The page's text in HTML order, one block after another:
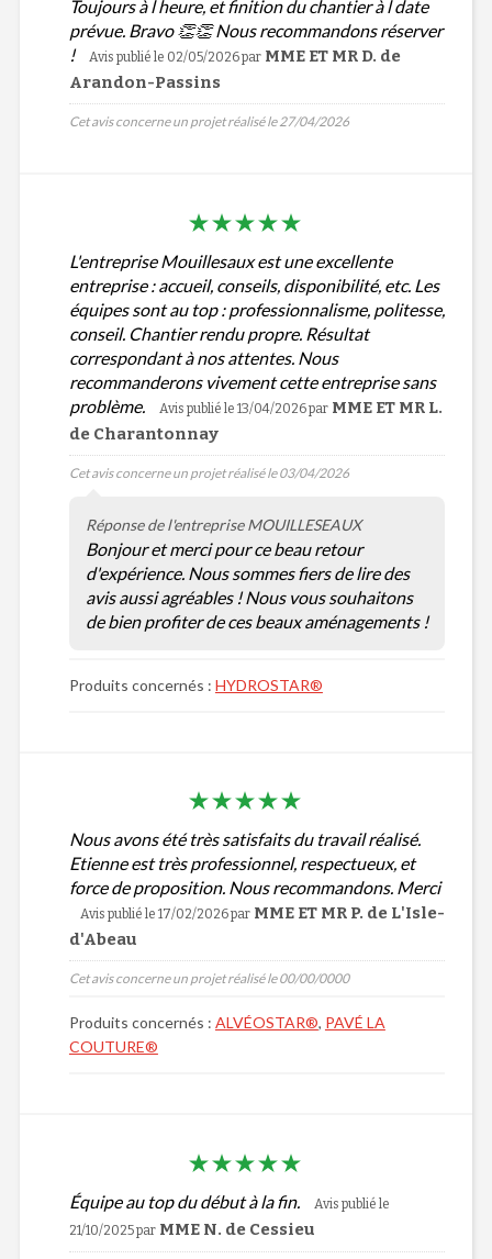
Toujours à l heure, et finition du chantier à l date
prévue. Bravo 👏👏 Nous recommandons réserver
!
Avis publié le 02/05/2026par MME ET MR D. de
Arandon-Passins
Cet avis concerne un projet réalisé le 27/04/2026
L'entreprise Mouillesaux est une excellente
entreprise : accueil, conseils, disponibilité, etc. Les
équipes sont au top : professionnalisme, politesse,
conseil. Chantier rendu propre. Résultat
correspondant à nos attentes. Nous
recommanderons vivement cette entreprise sans
problème.
Avis publié le 13/04/2026par MME ET MR L.
de Charantonnay
Cet avis concerne un projet réalisé le 03/04/2026
Réponse de l'entreprise MOUILLESEAUX
Bonjour et merci pour ce beau retour
d'expérience. Nous sommes fiers de lire des
avis aussi agréables ! Nous vous souhaitons
de bien profiter de ces beaux aménagements !
Produits concernés : HYDROSTAR®
Nous avons été très satisfaits du travail réalisé.
Etienne est très professionnel, respectueux, et
force de proposition. Nous recommandons. Merci
Avis publié le 17/02/2026par MME ET MR P. de L'Isle-
d'Abeau
Cet avis concerne un projet réalisé le 00/00/0000
Produits concernés : ALVÉOSTAR®, PAVÉ LA
COUTURE®
Équipe au top du début à la fin.
Avis publié le
21/10/2025par MME N. de Cessieu